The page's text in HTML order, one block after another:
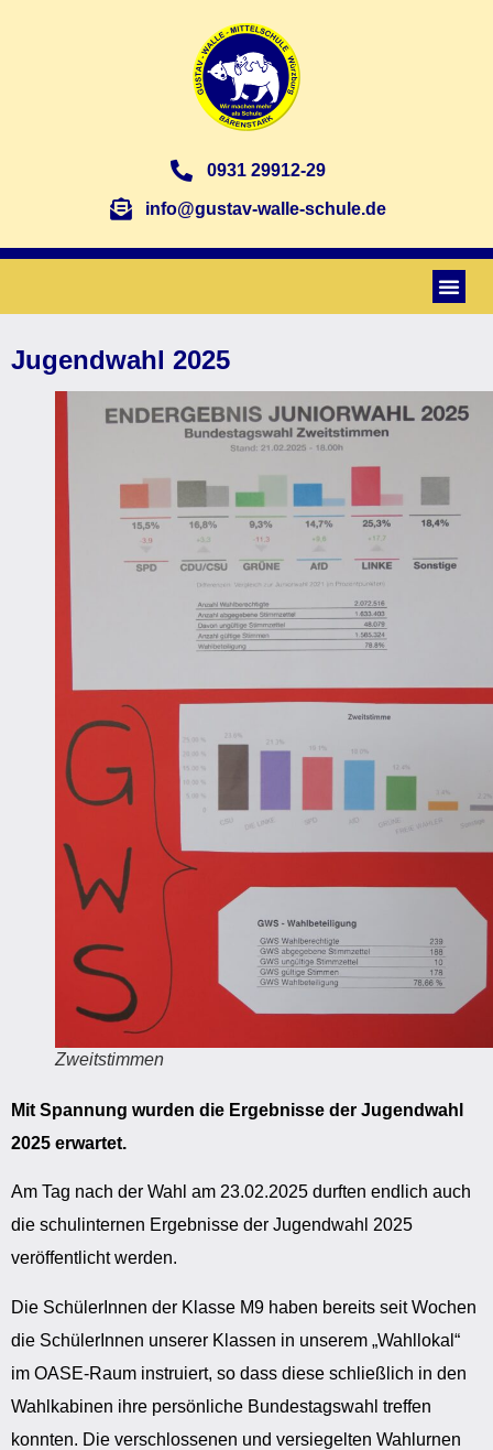
0931 29912-29
info@gustav-walle-schule.de
Jugendwahl 2025
Zweitstimmen
Mit Spannung wurden die Ergebnisse der Jugendwahl
2025 erwartet.
Am Tag nach der Wahl am 23.02.2025 durften endlich auch
die schulinternen Ergebnisse der Jugendwahl 2025
veröffentlicht werden.
Die SchülerInnen der Klasse M9 haben bereits seit Wochen
die SchülerInnen unserer Klassen in unserem „Wahllokal“
im OASE-Raum instruiert, so dass diese schließlich in den
Wahlkabinen ihre persönliche Bundestagswahl treffen
konnten. Die verschlossenen und versiegelten Wahlurnen